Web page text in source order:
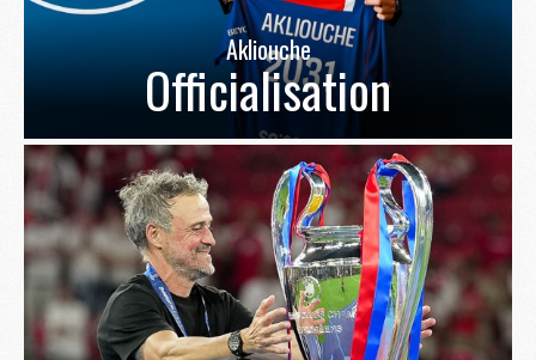
Akliouche
Officialisation